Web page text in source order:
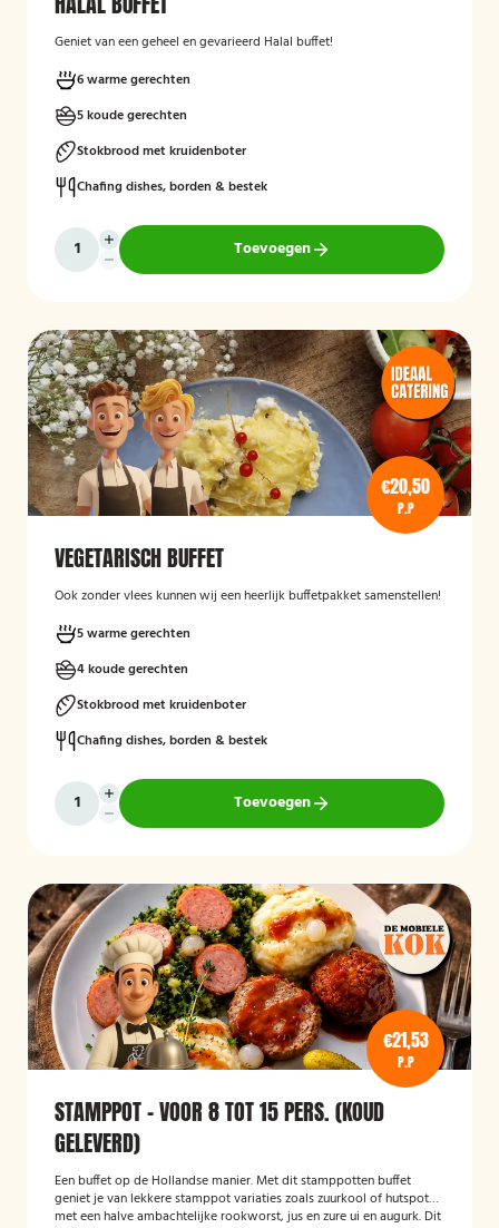
Geniet van een geheel en gevarieerd Halal buffet!
6 warme gerechten
5 koude gerechten
Stokbrood met kruidenboter
Chafing dishes, borden & bestek
Toevoegen
€20,50
P.P
VEGETARISCH BUFFET
Ook zonder vlees kunnen wij een heerlijk buffetpakket samenstellen!
5 warme gerechten
4 koude gerechten
Stokbrood met kruidenboter
Chafing dishes, borden & bestek
Toevoegen
€21,53
P.P
STAMPPOT - VOOR 8 TOT 15 PERS. (KOUD
GELEVERD)
Een buffet op de Hollandse manier. Met dit stamppotten buffet
geniet je van lekkere stamppot variaties zoals zuurkool of hutspot
met een halve ambachtelijke rookworst, jus en zure ui en augurk. Dit